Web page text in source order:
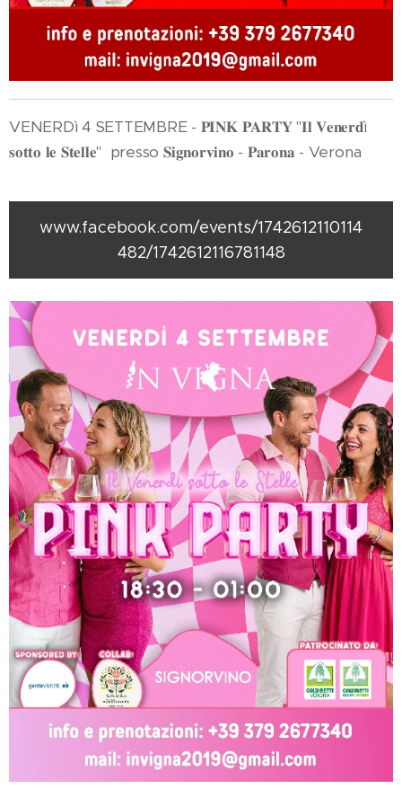
VENERDì 4 SETTEMBRE - 𝐏𝐈𝐍𝐊 𝐏𝐀𝐑𝐓𝐘 "𝐈𝐥 𝐕𝐞𝐧𝐞𝐫𝐝ì
𝐬𝐨𝐭𝐭𝐨 𝐥𝐞 𝐒𝐭𝐞𝐥𝐥𝐞" presso 𝐒𝐢𝐠𝐧𝐨𝐫𝐯𝐢𝐧𝐨 - 𝐏𝐚𝐫𝐨𝐧𝐚 - Verona
www.facebook.com/events/1742612110114
482/1742612116781148